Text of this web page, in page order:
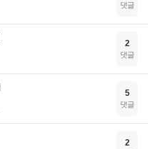
댓글
2
댓글
5
댓글
2